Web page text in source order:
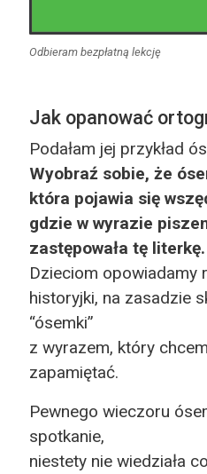
Odbieram bezpłatną lekcję
Jak opanować
Podałam jej przykład
Wyobraź sobie, że
która pojawia się
gdzie w wyrazie
zastępowała tę literkę.
Dzieciom opowiadamy
historyjki, na zasadzie
“ósemki”
z wyrazem, który
zapamiętać.
Pewnego wieczoru
spotkanie,
niestety nie wiedziała